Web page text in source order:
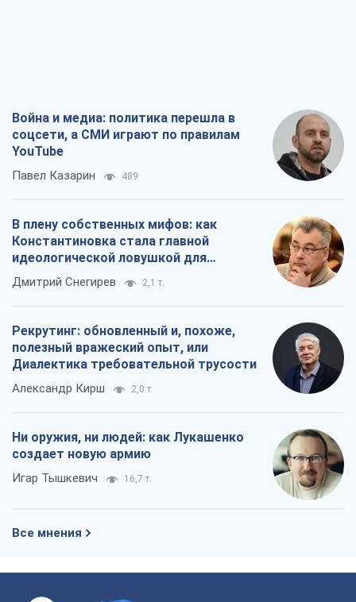
Война и медиа: политика перешла в
соцсети, а СМИ играют по правилам
YouTube
Павел Казарин 489
В плену собственных мифов: как
Константиновка стала главной
идеологической ловушкой для
российских оккупантов
Дмитрий Снегирев 2,1 т.
Рекрутинг: обновленный и, похоже,
полезный вражеский опыт, или
Диалектика требовательной трусости
Александр Кирш 2,0 т.
Ни оружия, ни людей: как Лукашенко
создает новую армию
Игар Тышкевич 16,7 т.
Все мнения